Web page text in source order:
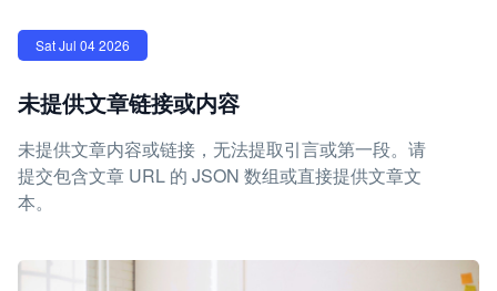
Sat Jul 04 2026
未提供文章链接或内容
未提供文章内容或链接，无法提取引言或第一段。请
提交包含文章 URL 的 JSON 数组或直接提供文章文
本。